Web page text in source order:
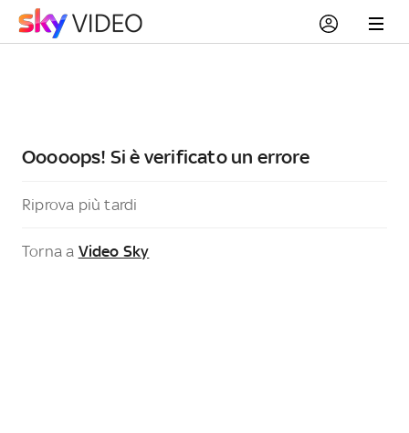
Ooooops! Si è verificato un errore
Riprova più tardi
Torna a Video Sky